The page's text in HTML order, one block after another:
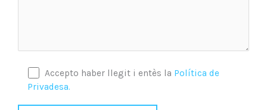
Accepto haber llegit i entès la Política de
Privadesa.